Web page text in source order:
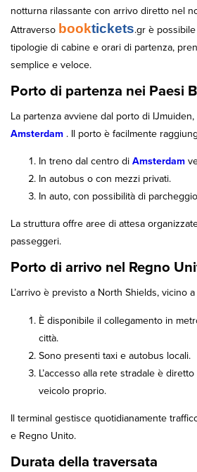
notturna rilassante con arrivo diretto nel
Attraverso booktickets.gr è
tipologie di cabine e orari di partenza,
semplice e veloce.
Porto di partenza nei Paesi
La partenza avviene dal porto di
Amsterdam . Il porto è facilmente
In treno dal centro di Amsterdam
In autobus o con mezzi privati.
In auto, con possibilità di
La struttura offre aree di attesa
passeggeri.
Porto di arrivo nel Regno
L’arrivo è previsto a North Shields, vicino a
È disponibile il collegamento in
città.
Sono presenti taxi e autobus locali.
L’accesso alla rete stradale è
veicolo proprio.
Il terminal gestisce quotidianamente
e Regno Unito.
Durata della traversata